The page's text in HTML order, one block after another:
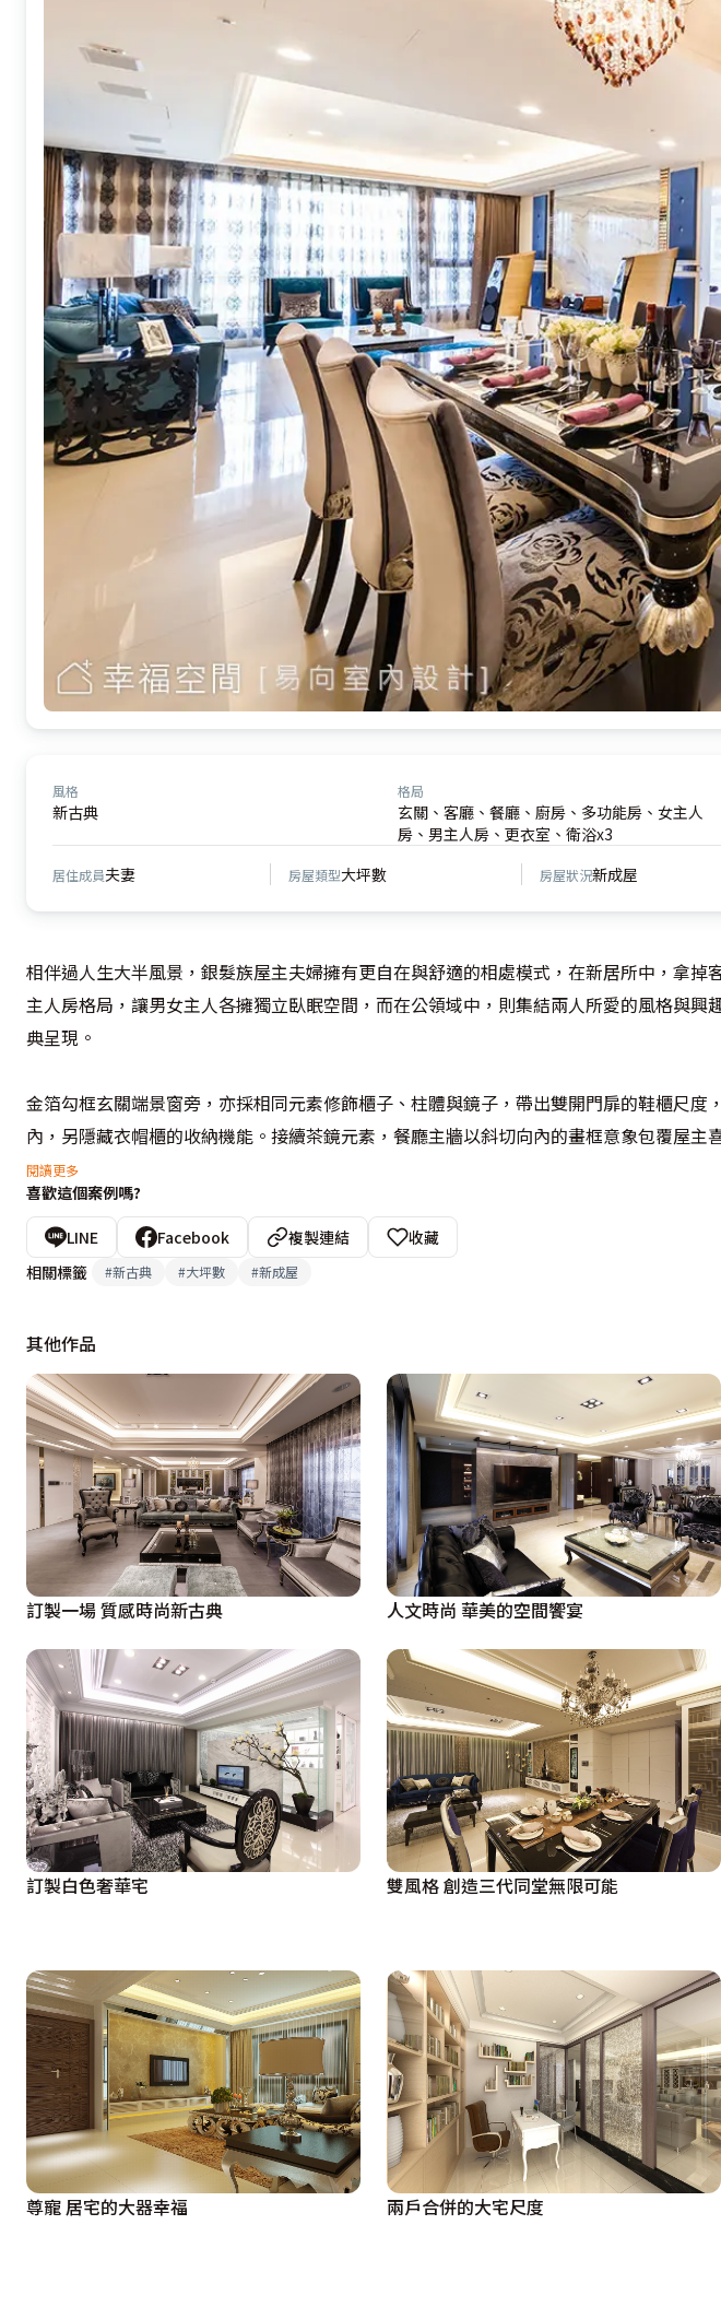
風格
新古典
格局
玄關、客廳、餐廳、廚房、多功能房、女主人
房、男主人房、更衣室、衛浴x3
居住成員夫妻 房屋類型大坪數 房屋狀況新成屋
相伴過人生大半風景，銀髮族屋主夫婦擁有更自在與舒適的相處模式，在新居所中，拿掉
主人房格局，讓男女主人各擁獨立臥眠空間，而在公領域中，則集結兩人所愛的風格與興
典呈現。
金箔勾框玄關端景窗旁，亦採相同元素修飾櫃子、柱體與鏡子，帶出雙開門扉的鞋櫃尺度
內，另隱藏衣帽櫃的收納機能。接續茶鏡元素，餐廳主牆以斜切向內的畫框意象包覆屋主
櫃則以波浪紋皮革板豐富櫃面層次，另採藝術畫框結合照明烘托展示品精緻度，藉藝術佳
的客廳區，鮮亮的孔雀藍圖騰沙發，搭配由屋主拍攝印刷的特製玻璃背牆，在富貴氣息中
分屬男女主人的私領域內，各擁專屬色彩；設計師將女主人喜愛的紫色系，以不同色階表
木皮染色方式表現在立面與櫃體上，另搭配大地色系平衡整體用色。
閱讀更多
喜歡這個案例嗎?
LINE Facebook 複製連結
收藏
相關標籤
#新古典 #大坪數 #新成屋
其他作品
訂製一場 質感時尚新古典 人文時尚 華美的空間饗宴
訂製白色奢華宅
雙風格 創造三代同堂無限可能
尊寵 居宅的大器幸福 兩戶合併的大宅尺度